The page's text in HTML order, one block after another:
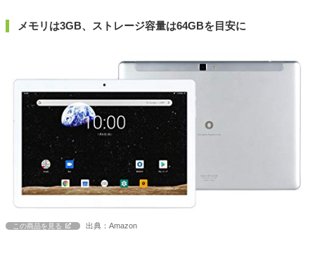
メモリは3GB、ストレージ容量は64GBを目安に
この商品を見る 出典：Amazon